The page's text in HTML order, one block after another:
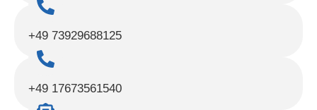
+49 73929688125
+49 17673561540